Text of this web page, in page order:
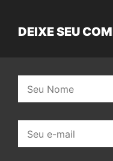
DEIXE SEU
mail: